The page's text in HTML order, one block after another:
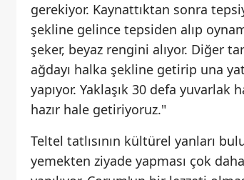
gerekiyor. Kaynattıktan sonra
şekline gelince tepsiden alıp
şeker, beyaz rengini alıyor. Diğer
ağdayı halka şekline getirip una
yapıyor. Yaklaşık 30 defa
hazır hale getiriyoruz."
Teltel tatlısının kültürel yanları
yemekten ziyade yapması çok